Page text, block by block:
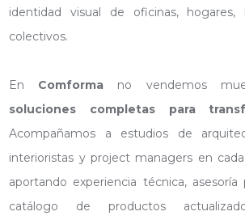
identidad visual de oficinas,
colectivos.
En Comforma no vendemos
soluciones completas para
Acompañamos a estudios de
interioristas y project managers en
aportando experiencia técnica, asesoría
catálogo de productos